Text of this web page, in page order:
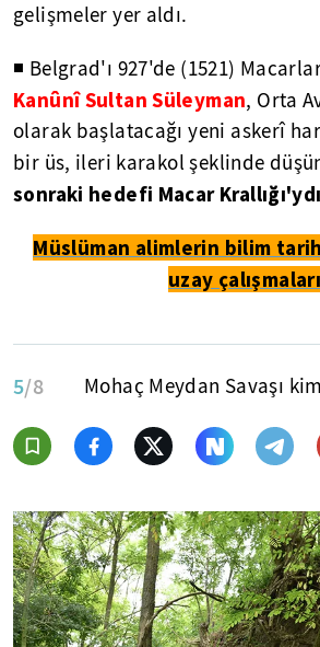
gelişmeler yer aldı.
◾ Belgrad'ı 927'de (1521)
Kanûnî Sultan Süleyman, Orta
olarak başlatacağı yeni askerî
bir üs, ileri karakol şeklinde
sonraki hedefi Macar
Müslüman alimlerin bilim
uzay çalışmaları
5/8 Mohaç Meydan Savaşı